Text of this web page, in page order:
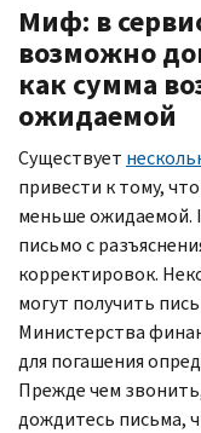
Миф: в
возможно
как сумма
ожидаемой
Существует
привести к тому,
меньше ожидаемой.
письмо с
корректировок.
могут получить
Министерства
для погашения
Прежде чем
дождитесь письма,